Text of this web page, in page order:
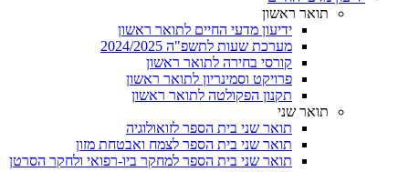
תואר ראשון
ידיעון מדעי החיים לתואר ראשון
מערכת שעות לתשפ"ה 2024/2025
קורסי בחירה לתואר ראשון
פרויקט וסמינריון לתואר ראשון
תקנון הפקולטה לתואר ראשון
תואר שני
תואר שני בית הספר לזואולוגיה
תואר שני בית הספר לצמח ואבטחת מזון
תואר שני בית הספר למחקר ביו-רפואי ולחקר הסרטן